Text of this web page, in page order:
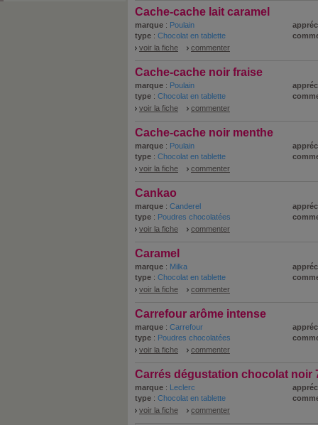
Cache-cache lait caramel
marque : Poulain
type : Chocolat en tablette
voir la fiche
commenter
Cache-cache noir fraise
marque : Poulain
type : Chocolat en tablette
voir la fiche
commenter
Cache-cache noir menthe
marque : Poulain
type : Chocolat en tablette
voir la fiche
commenter
Cankao
marque : Canderel
type : Poudres chocolatées
voir la fiche
commenter
Caramel
marque : Milka
type : Chocolat en tablette
voir la fiche
commenter
Carrefour arôme intense
marque : Carrefour
type : Poudres chocolatées
voir la fiche
commenter
Carrés dégustation chocolat noir
marque : Leclerc
type : Chocolat en tablette
voir la fiche
commenter